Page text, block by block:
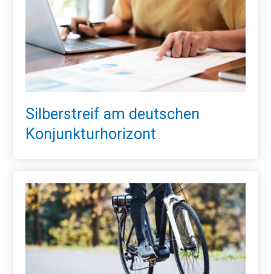
Silberstreif am deutschen
Konjunkturhorizont